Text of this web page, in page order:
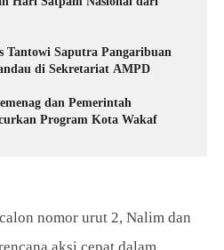
Tantowi Saputra Pangaribuan
di Sekretariat AMPD
dan Pemerintah
Program Kota Wakaf
nomor urut 2, Nalim dan